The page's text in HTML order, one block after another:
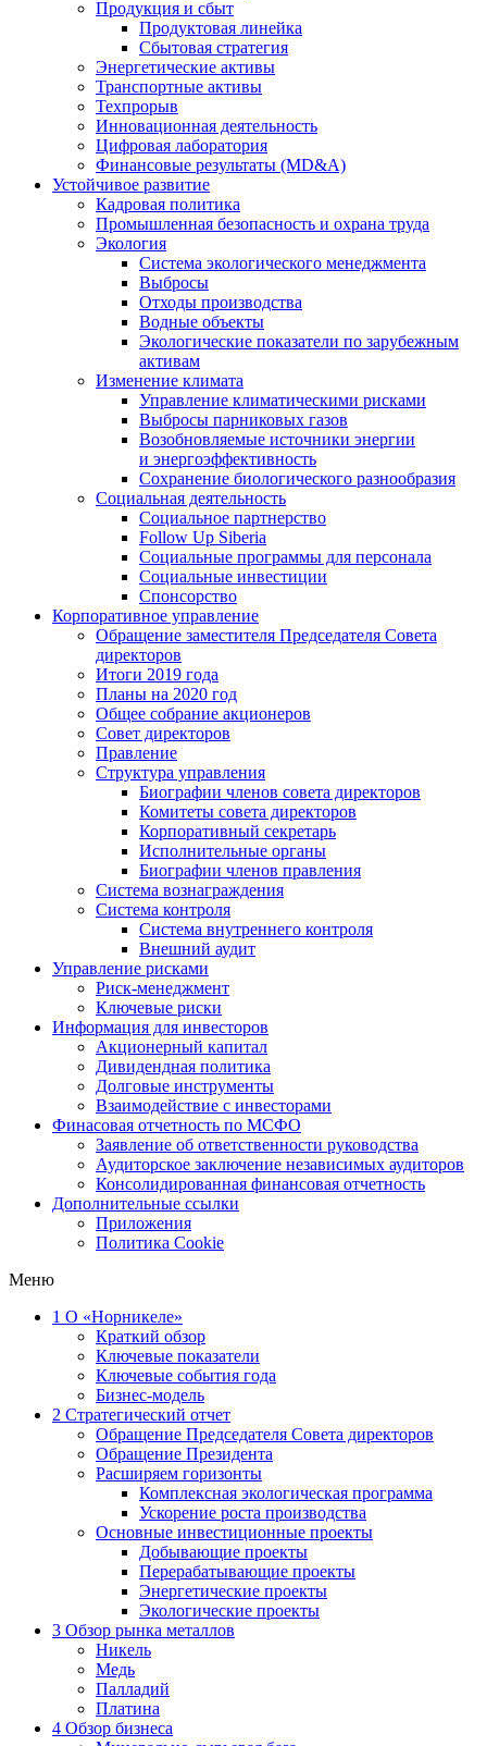
Продукция и сбыт
Продуктовая линейка
Сбытовая стратегия
Энергетические активы
Транспортные активы
Техпрорыв
Инновационная деятельность
Цифровая лаборатория
Финансовые результаты (MD&A)
Устойчивое развитие
Кадровая политика
Промышленная безопасность и охрана труда
Экология
Система экологического менеджмента
Выбросы
Отходы производства
Водные объекты
Экологические показатели по зарубежным
активам
Изменение климата
Управление климатическими рисками
Выбросы парниковых газов
Возобновляемые источники энергии
и энергоэффективность
Сохранение биологического разнообразия
Социальная деятельность
Социальное партнерство
Follow Up Siberia
Социальные программы для персонала
Социальные инвестиции
Спонсорство
Корпоративное управление
Обращение заместителя Председателя Совета
директоров
Итоги 2019 года
Планы на 2020 год
Общее собрание акционеров
Совет директоров
Правление
Структура управления
Биографии членов совета директоров
Комитеты совета директоров
Корпоративный секретарь
Исполнительные органы
Биографии членов правления
Система вознаграждения
Система контроля
Система внутреннего контроля
Внешний аудит
Управление рисками
Риск-менеджмент
Ключевые риски
Информация для инвесторов
Акционерный капитал
Дивидендная политика
Долговые инструменты
Взаимодействие с инвеcторами
Финасовая отчетность по МСФО
Заявление об ответственности руководства
Аудиторское заключение независимых аудиторов
Консолидированная финансовая отчетность
Дополнительные ссылки
Приложения
Политика Cookie
Меню
1 О «Норникеле»
Краткий обзор
Ключевые показатели
Ключевые события года
Бизнес-модель
2 Стратегический отчет
Обращение Председателя Совета директоров
Обращение Президента
Расширяем горизонты
Комплексная экологическая программа
Ускорение роста производства
Основные инвестиционные проекты
Добывающие проекты
Перерабатывающие проекты
Энергетические проекты
Экологические проекты
3 Обзор рынка металлов
Никель
Медь
Палладий
Платина
4 Обзор бизнеса